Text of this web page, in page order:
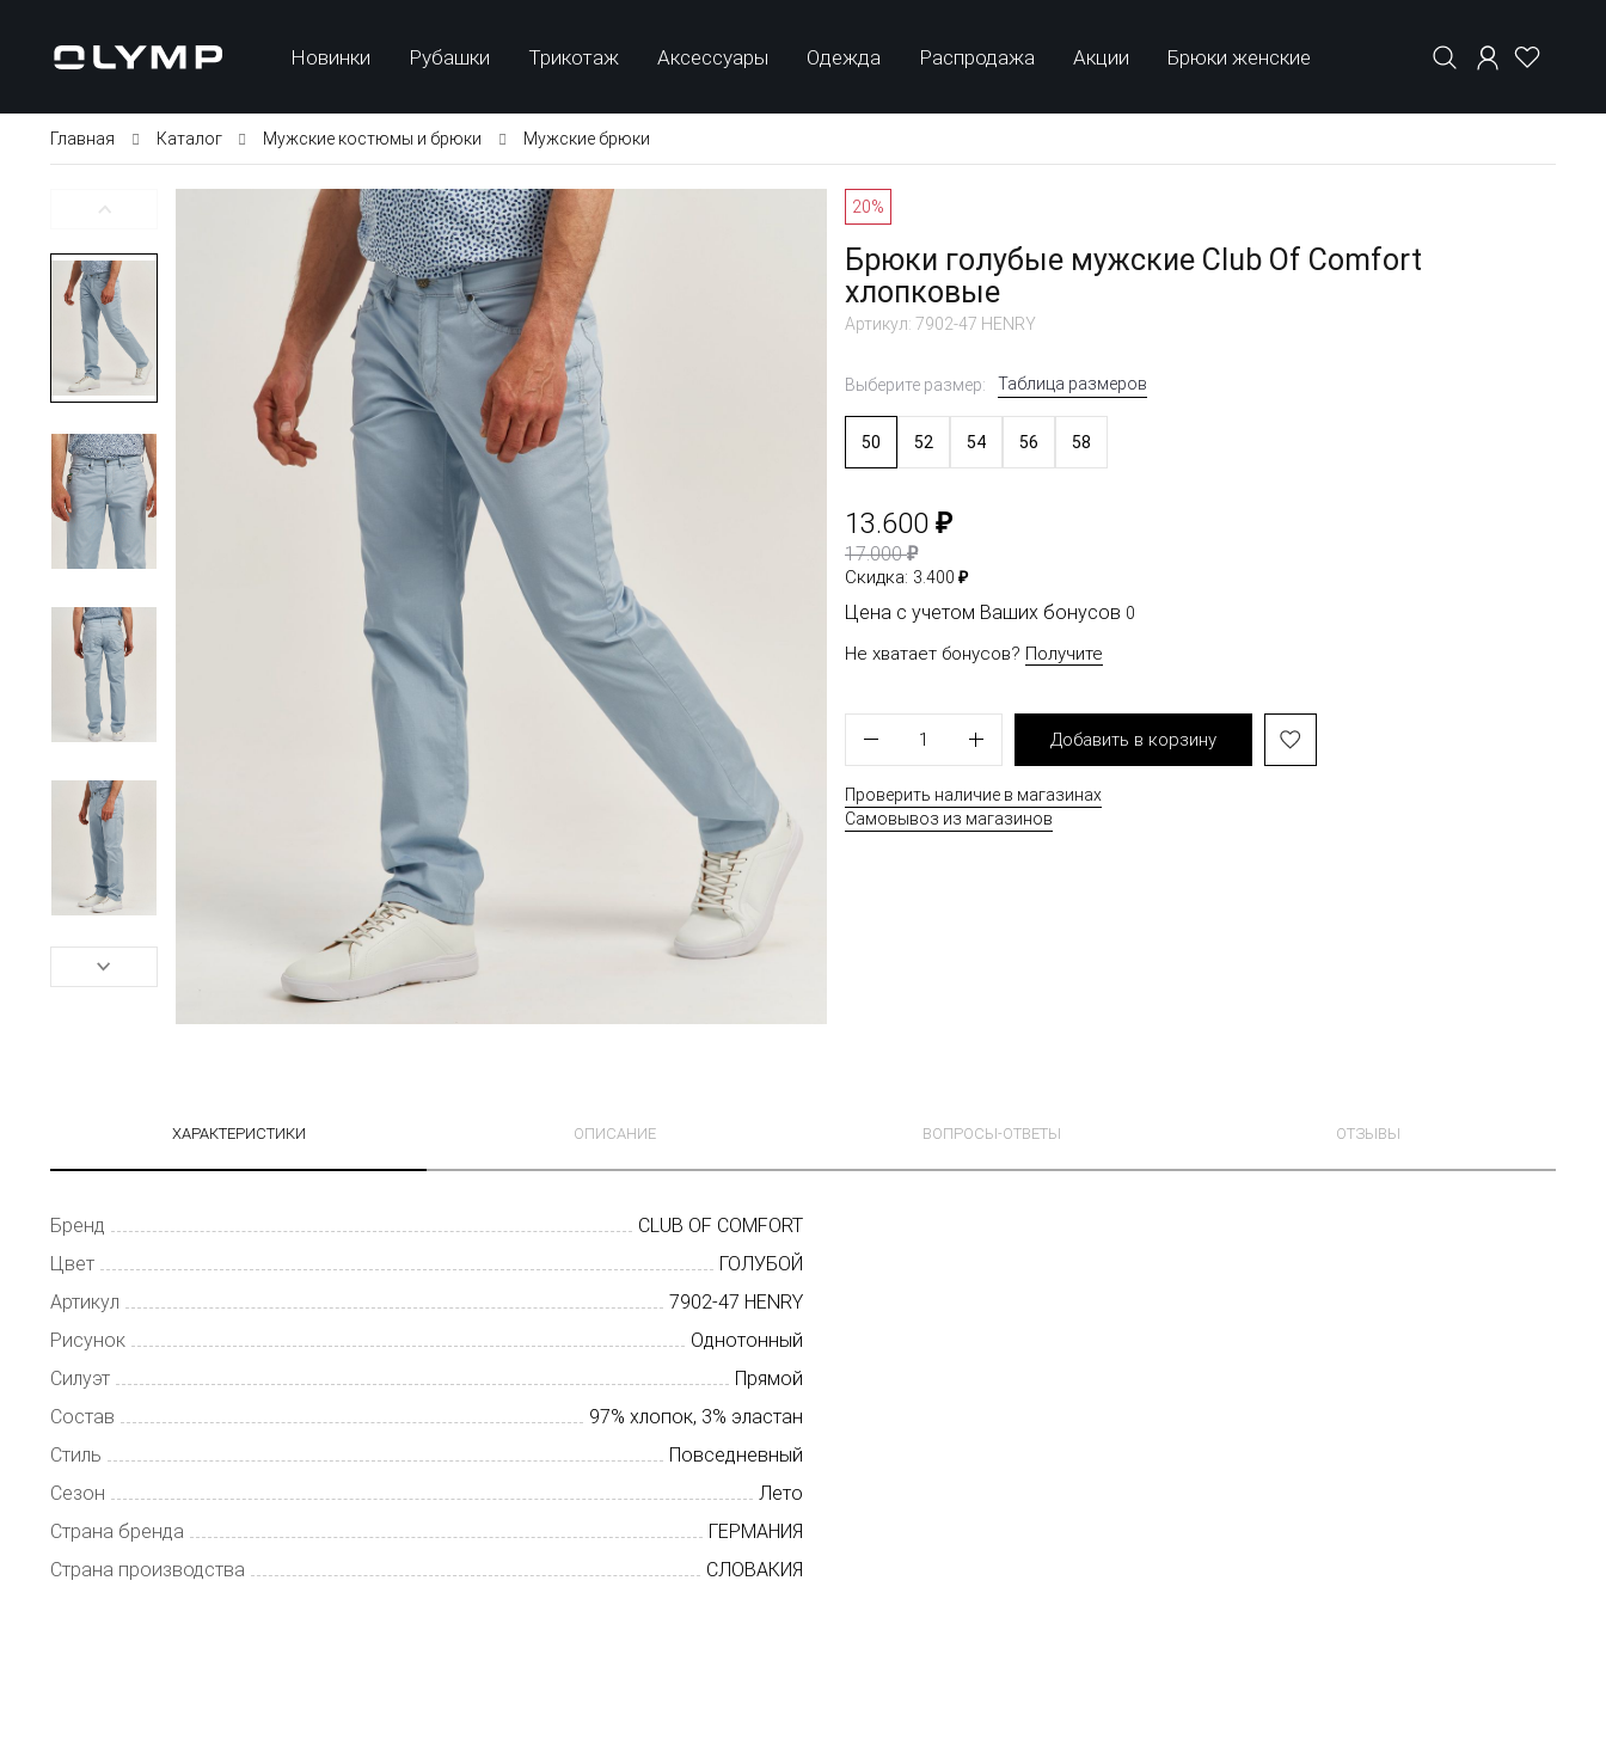
Новинки Рубашки Трикотаж Аксессуары Одежда Распродажа Акции Брюки женские
Главная Каталог Мужские костюмы и брюки Мужские брюки
20%
Брюки голубые мужские Club Of Comfort
хлопковые
Артикул: 7902-47 HENRY
Выберите размер: Таблица размеров
50 52 54 56 58
13.600 ₽
17.000₽
Скидка: 3.400 ₽
Цена с учетом Ваших бонусов 0
Не хватает бонусов? Получите
1 Добавить в корзину
Проверить наличие в магазинах
Самовывоз из магазинов
ХАРАКТЕРИСТИКИ ОПИСАНИЕ ВОПРОСЫ-ОТВЕТЫ ОТЗЫВЫ
Бренд
CLUB OF COMFORT
Цвет
ГОЛУБОЙ
Артикул
7902-47 HENRY
Рисунок
Однотонный
Силуэт
Прямой
Состав
97% хлопок, 3% эластан
Стиль
Повседневный
Сезон
Лето
Страна бренда
ГЕРМАНИЯ
Страна производства
СЛОВАКИЯ